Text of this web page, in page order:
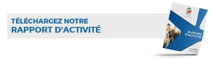
TÉLÉCHARGEZ NOTRE
RAPPORT D'ACTIVITÉ